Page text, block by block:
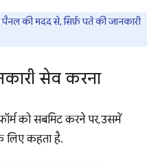
की मदद से, सिर्फ़ पते की जानकारी
सेव करना
को सबमिट करने पर, उसमें
लिए कहता है.